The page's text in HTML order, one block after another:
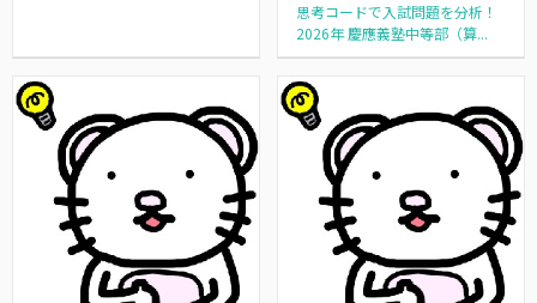
思考コードで入試問題を分析！
2026年 慶應義塾中等部（算...